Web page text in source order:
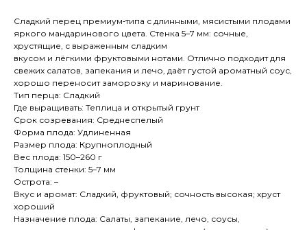
Сладкий перец премиум‑типа с длинными, мясистыми плодами
яркого мандаринового цвета. Стенка 5–7 мм: сочные,
хрустящие, с выраженным сладким
вкусом и лёгкими фруктовыми нотами. Отлично подходит для
свежих салатов, запекания и лечо, даёт густой ароматный соус,
хорошо переносит заморозку и маринование.
Тип перца: Сладкий
Где выращивать: Теплица и открытый грунт
Срок созревания: Среднеспелый
Форма плода: Удлиненная
Размер плода: Крупноплодный
Вес плода: 150–260 г
Толщина стенки: 5–7 мм
Острота: –
Вкус и аромат: Сладкий, фруктовый; сочность высокая; хруст
хороший
Назначение плода: Салаты, запекание, лечо, соусы,